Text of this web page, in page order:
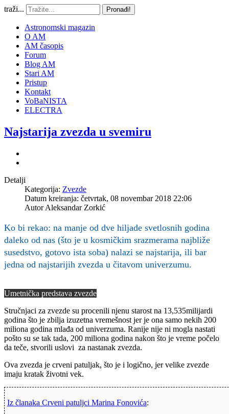
traži... Pronađi!
Astronomski magazin
O AM
AM časopis
Forum
Blog AM
Stari AM
Pristup
Kontakt
VoBaNISTA
ELECTRA
Najstarija zvezda u svemiru
Detalji
Kategorija: Zvezde
Datum kreiranja: četvrtak, 08 novembar 2018 22:06
AutorAleksandar Zorkić
Ko bi rekao: na manje od dve hiljade svetlosnih godina
daleko od nas (što je u kosmičkim srazmerama najbliže
susedstvo, gotovo ista soba) nalazi se najstarija, ili bar
jedna od najstarijih zvezda u čitavom univerzumu.
Umetnička predstava zvezde
Stručnjaci za zvezde su procenili njenu starost na 13,535milijardi
godina što je zbilja izuzetna vremešnost jer je ona samo nekih 200
miliona godina mlađa od univerzuma. Ranije nije ni mogla nastati
pošto su se tak tada, 200 miliona godina nakon što je vreme počelo
da teče, stvorili uslovi za nastanak zvezda.
Ova zvezda je crveni patuljak, što je i logično, jer velike zvezde
imaju kratak životni vek.
Iz članaka Crveni patuljci Marina Fonovića: